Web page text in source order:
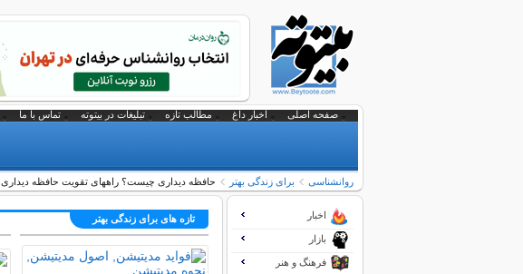
صفحه اصلی اخبار داغ مطالب تازه تبلیغات در بیتوته تماس با ما
روانشناسی برای زندگی بهتر حافظه دیداری چیست؟ راههای تقویت حافظه دیداری
تازه های برای زندگی بهتر اخبار
بازار
فرهنگ و هنر